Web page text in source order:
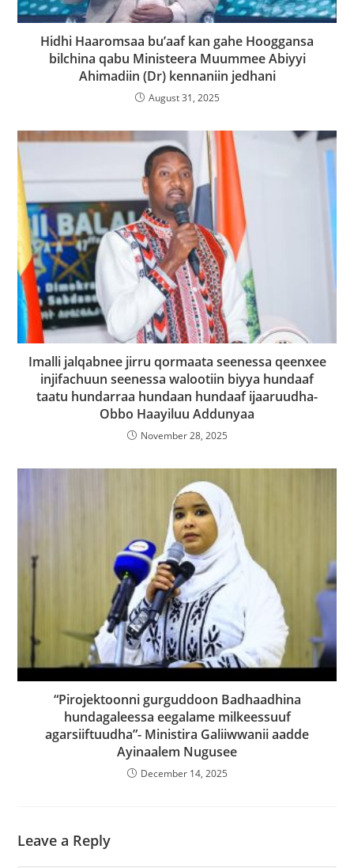
Hidhi Haaromsaa bu’aaf kan gahe Hooggansa
bilchina qabu Ministeera Muummee Abiyyi
Ahimadiin (Dr) kennaniin jedhani
August 31, 2025
Imalli jalqabnee jirru qormaata seenessa qeenxee
injifachuun seenessa walootiin biyya hundaaf
taatu hundarraa hundaan hundaaf ijaaruudha-
Obbo Haayiluu Addunyaa
November 28, 2025
“Pirojektoonni gurguddoon Badhaadhina
hundagaleessa eegalame milkeessuuf
agarsiiftuudha”- Ministira Galiiwwanii aadde
Ayinaalem Nugusee
December 14, 2025
Leave a Reply